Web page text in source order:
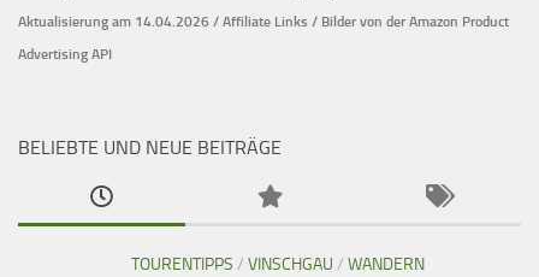
Aktualisierung am 14.04.2026 / Affiliate Links / Bilder von der Amazon Product
Advertising API
BELIEBTE UND NEUE BEITRÄGE
TOURENTIPPS / VINSCHGAU / WANDERN